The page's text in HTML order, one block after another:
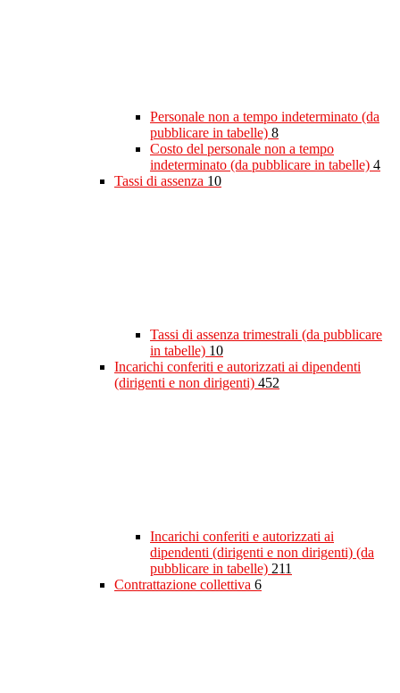
Personale non a tempo indeterminato (da
pubblicare in tabelle) 8
Costo del personale non a tempo
indeterminato (da pubblicare in tabelle) 4
Tassi di assenza 10
Tassi di assenza trimestrali (da pubblicare
in tabelle) 10
Incarichi conferiti e autorizzati ai dipendenti
(dirigenti e non dirigenti) 452
Incarichi conferiti e autorizzati ai
dipendenti (dirigenti e non dirigenti) (da
pubblicare in tabelle) 211
Contrattazione collettiva 6